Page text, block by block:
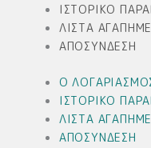
ΙΣΤΟΡΙΚΌ
ΛΊΣΤΑ
ΑΠΟΣΎΝΔΕΣΗ
Ο
ΙΣΤΟΡΙΚΌ
ΛΊΣΤΑ
ΑΠΟΣΎΝΔΕΣΗ